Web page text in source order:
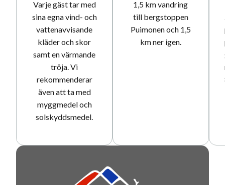
Varje gäst tar med
sina egna vind- och
vattenavvisande
kläder och skor
samt en värmande
tröja. Vi
rekommenderar
även att ta med
myggmedel och
solskyddsmedel.
1,5 km vandring
till bergstoppen
Puimonen och 1,5
km ner igen.